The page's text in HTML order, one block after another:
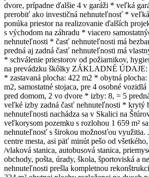
dvore, prípadne ďalšie 4 v garáži * veľká
prerobiť ako investičná nehnuteľnosť * veľká
ponúka priestor na realizovanie ďalších
s východom na záhradu * viacero
nehnuteľnosti * časť nehnuteľnosti má
predná aj zadná časť nehnuteľnosti má
* schválenie priestorov od požiarnikov,
na prevádzku škôlky ZÁKLADNÉ ÚDAJE:
* zastavaná plocha: 422 m2 * obytná
m2, samostatné stojaca, pre 4 osobné
pred domom, 2 vo dvore * izby: 8, = 5
veľké izby zadná časť nehnuteľnosti * krytý
nehnuteľnosti nachádza sa v Skalici na
veľkorysom pozemku s rozlohou 1 659 m² sa
nehnuteľnosť s širokou možnosťou využitia.
centre mesta, asi päť minút pešo od
/vlaková stanica, autobusová stanica,
obchody, pošta, úrady, škola, športoviská a
nehnuteľnosti prešla kompletnou